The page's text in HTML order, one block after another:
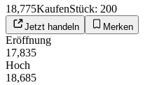
18,775KaufenStück: 200
Jetzt handeln Merken
Eröffnung
17,835
Hoch
18,685